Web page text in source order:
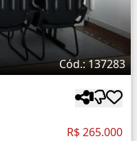
Cód.: 137283
R$ 265.000